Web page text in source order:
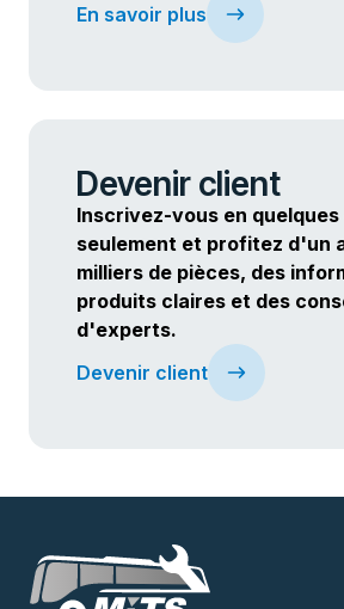
En savoir plus
Devenir client
Inscrivez-vous en
seulement et profitez d'un
milliers de pièces, des
produits claires et des
d'experts.
Devenir client